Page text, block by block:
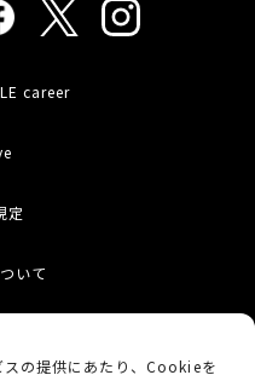
スの提供にあたり、Cookieを
career
定
いて